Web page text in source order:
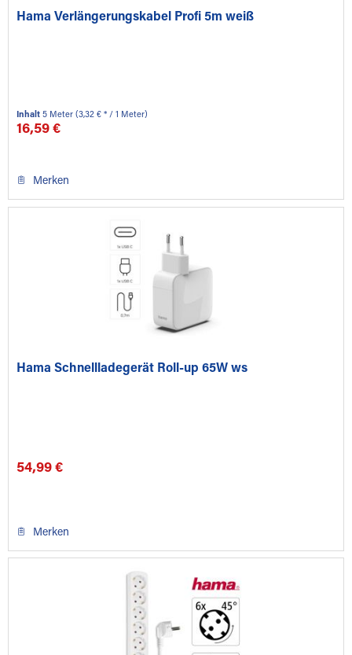
Hama Verlängerungskabel Profi 5m weiß
Inhalt5 Meter(3,32 € * / 1 Meter)
16,59 €
Merken
Hama Schnellladegerät Roll-up 65W ws
54,99 €
Merken